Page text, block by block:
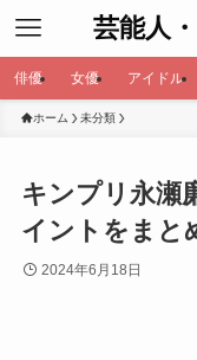
芸能人
俳優 女優 アイドル
ホーム 未分類
キンプリ永瀬
イントをまと
2024年6月18日